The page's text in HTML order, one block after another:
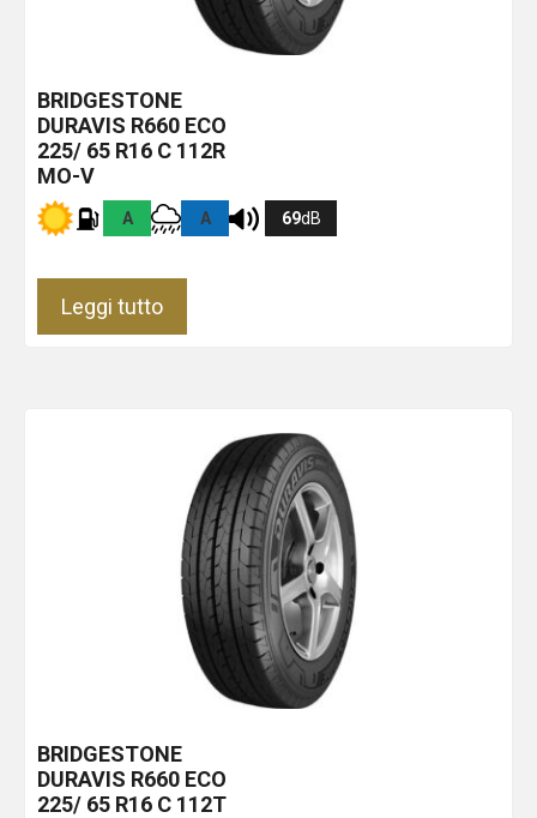
BRIDGESTONE
DURAVIS R660 ECO
225/ 65 R16 C 112R
MO-V
A A 69dB
Leggi tutto
BRIDGESTONE
DURAVIS R660 ECO
225/ 65 R16 C 112T